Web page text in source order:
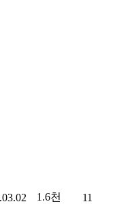
1.6천 11